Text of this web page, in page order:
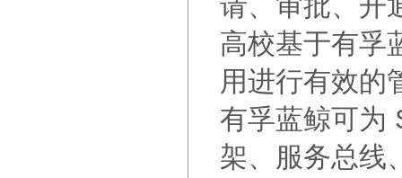
高校基于有孚
用进行有效的
有孚蓝鲸可为
架、服务总线